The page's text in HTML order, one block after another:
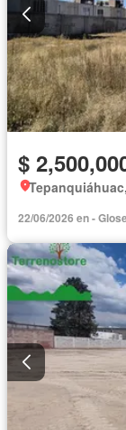
$
22/06/2026 en -